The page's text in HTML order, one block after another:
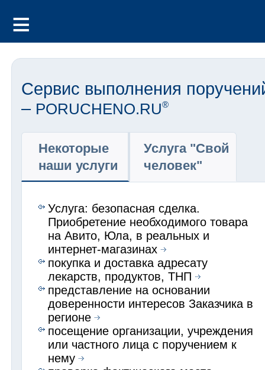
Сервис выполнения
– PORUCHENO.RU®
Некоторые
наши услуги
Услуга "Свой
человек"
Услуга: безопасная сделка.
Приобретение необходимого товара
на Авито, Юла, в реальных и
интернет-магазинах
покупка и доставка адресату
лекарств, продуктов, ТНП
представление на основании
доверенности интересов Заказчика в
регионе
посещение организации, учреждения
или частного лица с поручением к
нему